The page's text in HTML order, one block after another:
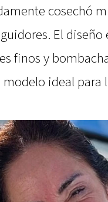
cosechó
El
finos y
modelo ideal para